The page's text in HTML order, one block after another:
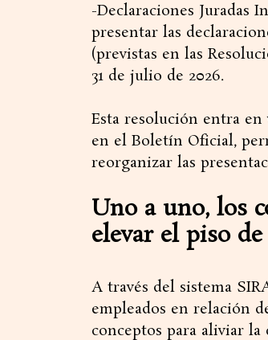
-​Declaraciones Juradas
presentar las
(previstas en las
31 de julio de 2026.
​Esta resolución entra
en el Boletín Oficial,
reorganizar las
Uno a uno, los
elevar el piso
​A través del sistema
empleados en relación
conceptos para aliviar la